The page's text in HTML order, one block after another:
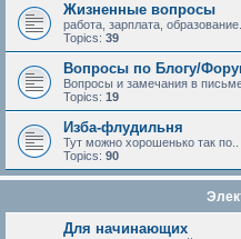
Жизненные вопросы
работа, зарплата,
Topics: 39
Вопросы по Блогу/
Вопросы и замечания в
Topics: 19
Изба-флудильня
Тут можно хорошенько так
Topics: 90
Для начинающих